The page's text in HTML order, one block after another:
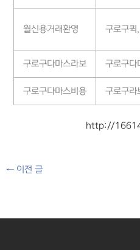
월신용거래환영 구로구퀵,
구로구다마스라보 구로구다
구로구다마스비용 구로구라
http://
←이전 글